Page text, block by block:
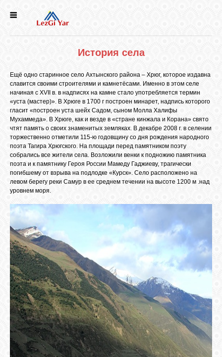
КУЛЬТУРА
НАРОДЫ
БИБЛИОТЕКА
ФОРУМ
ГОСТЕВАЯ
О САЙТЕ
ФОТО
История села
Ещё одно старинное село Ахтынского района – Хрюг, которое издавна
славится своими строителями и камнетёсами. Именно в этом селе
начиная с XVII в. в надписях на камне стало употребляется термин
«уста (мастер)». В Хрюге в 1700 г построен минарет, надпись которого
гласит «построен уста шейх Садом, сыном Молла Халифы
Мухаммеда». В Хрюге, как и везде в «стране кинжала и Корана» свято
чтят память о своих знаменитых земляках. В декабре 2008 г. в селении
торжественно отметили 115-ю годовщину со дня рождения народного
поэта Тагира Хрюгского. На площади перед памятником поэту
собрались все жители села. Возложили венки к подножию памятника
поэта и к памятнику Героя России Мамеду Гаджиеву, трагически
погибшему от взрыва на подлодке «Курск». Село расположено на
левом берегу реки Самур в ее среднем течении на высоте 1200 м .над
уровнем моря.